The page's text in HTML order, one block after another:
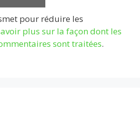
pour réduire les
plus sur la façon dont les
sont traitées.